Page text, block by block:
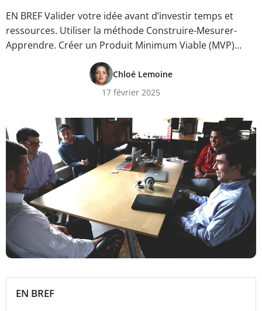
EN BREF Valider votre idée avant d’investir temps et
ressources. Utiliser la méthode Construire-Mesurer-
Apprendre. Créer un Produit Minimum Viable (MVP)…
Chloé Lemoine
17 février 2025
EN BREF